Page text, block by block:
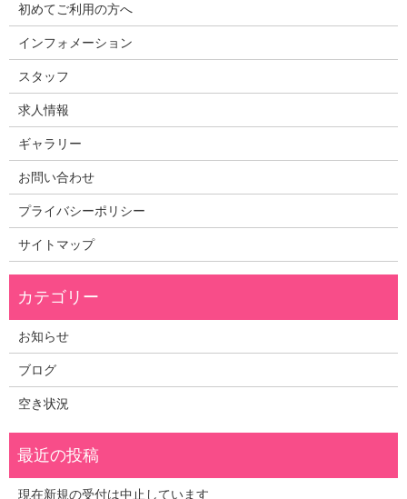
初めてご利用の方へ
インフォメーション
スタッフ
求人情報
ギャラリー
お問い合わせ
プライバシーポリシー
サイトマップ
お知らせ
ブログ
空き状況
現在新規の受付は中止しています